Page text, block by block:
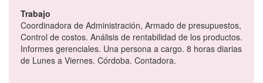
Trabajo
Coordinadora de Administración, Armado de presupuestos,
Control de costos. Análisis de rentabilidad de los productos.
Informes gerenciales. Una persona a cargo. 8 horas diarias
de Lunes a Viernes. Córdoba. Contadora.